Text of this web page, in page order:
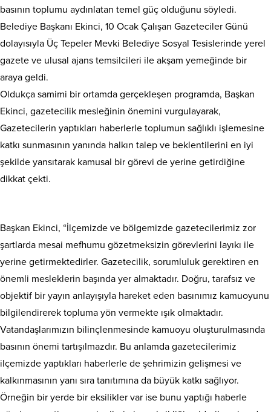
basının toplumu aydınlatan temel güç olduğunu söyledi.
Belediye Başkanı Ekinci, 10 Ocak Çalışan Gazeteciler Günü
dolayısıyla Üç Tepeler Mevki Belediye Sosyal Tesislerinde yerel
gazete ve ulusal ajans temsilcileri ile akşam yemeğinde bir
araya geldi.
Oldukça samimi bir ortamda gerçekleşen programda, Başkan
Ekinci, gazetecilik mesleğinin önemini vurgulayarak,
Gazetecilerin yaptıkları haberlerle toplumun sağlıklı işlemesine
katkı sunmasının yanında halkın talep ve beklentilerini en iyi
şekilde yansıtarak kamusal bir görevi de yerine getirdiğine
dikkat çekti.
Başkan Ekinci, “İlçemizde ve bölgemizde gazetecilerimiz zor
şartlarda mesai mefhumu gözetmeksizin görevlerini layıkı ile
yerine getirmektedirler. Gazetecilik, sorumluluk gerektiren en
önemli mesleklerin başında yer almaktadır. Doğru, tarafsız ve
objektif bir yayın anlayışıyla hareket eden basınımız kamuoyunu
bilgilendirerek topluma yön vermekte ışık olmaktadır.
Vatandaşlarımızın bilinçlenmesinde kamuoyu oluşturulmasında
basının önemi tartışılmazdır. Bu anlamda gazetecilerimiz
ilçemizde yaptıkları haberlerle de şehrimizin gelişmesi ve
kalkınmasının yanı sıra tanıtımına da büyük katkı sağlıyor.
Örneğin bir yerde bir eksilikler var ise bunu yaptığı haberle